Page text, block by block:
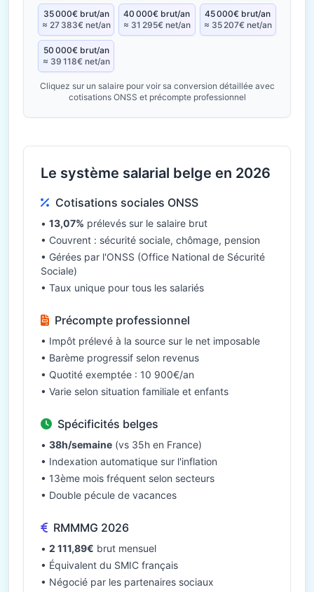
35 000€ brut/an
≈ 27 383€ net/an
40 000€ brut/an
≈ 31 295€ net/an
45 000€ brut/an
≈ 35 207€ net/an
50 000€ brut/an
≈ 39 118€ net/an
Cliquez sur un salaire pour voir sa conversion détaillée avec
cotisations ONSS et précompte professionnel
Le système salarial belge en 2026
Cotisations sociales ONSS
• 13,07% prélevés sur le salaire brut
• Couvrent : sécurité sociale, chômage, pension
• Gérées par l'ONSS (Office National de Sécurité
Sociale)
• Taux unique pour tous les salariés
Précompte professionnel
• Impôt prélevé à la source sur le net imposable
• Barème progressif selon revenus
• Quotité exemptée : 10 900€/an
• Varie selon situation familiale et enfants
Spécificités belges
• 38h/semaine (vs 35h en France)
• Indexation automatique sur l'inflation
• 13ème mois fréquent selon secteurs
• Double pécule de vacances
RMMMG 2026
• 2 111,89€ brut mensuel
• Équivalent du SMIC français
• Négocié par les partenaires sociaux